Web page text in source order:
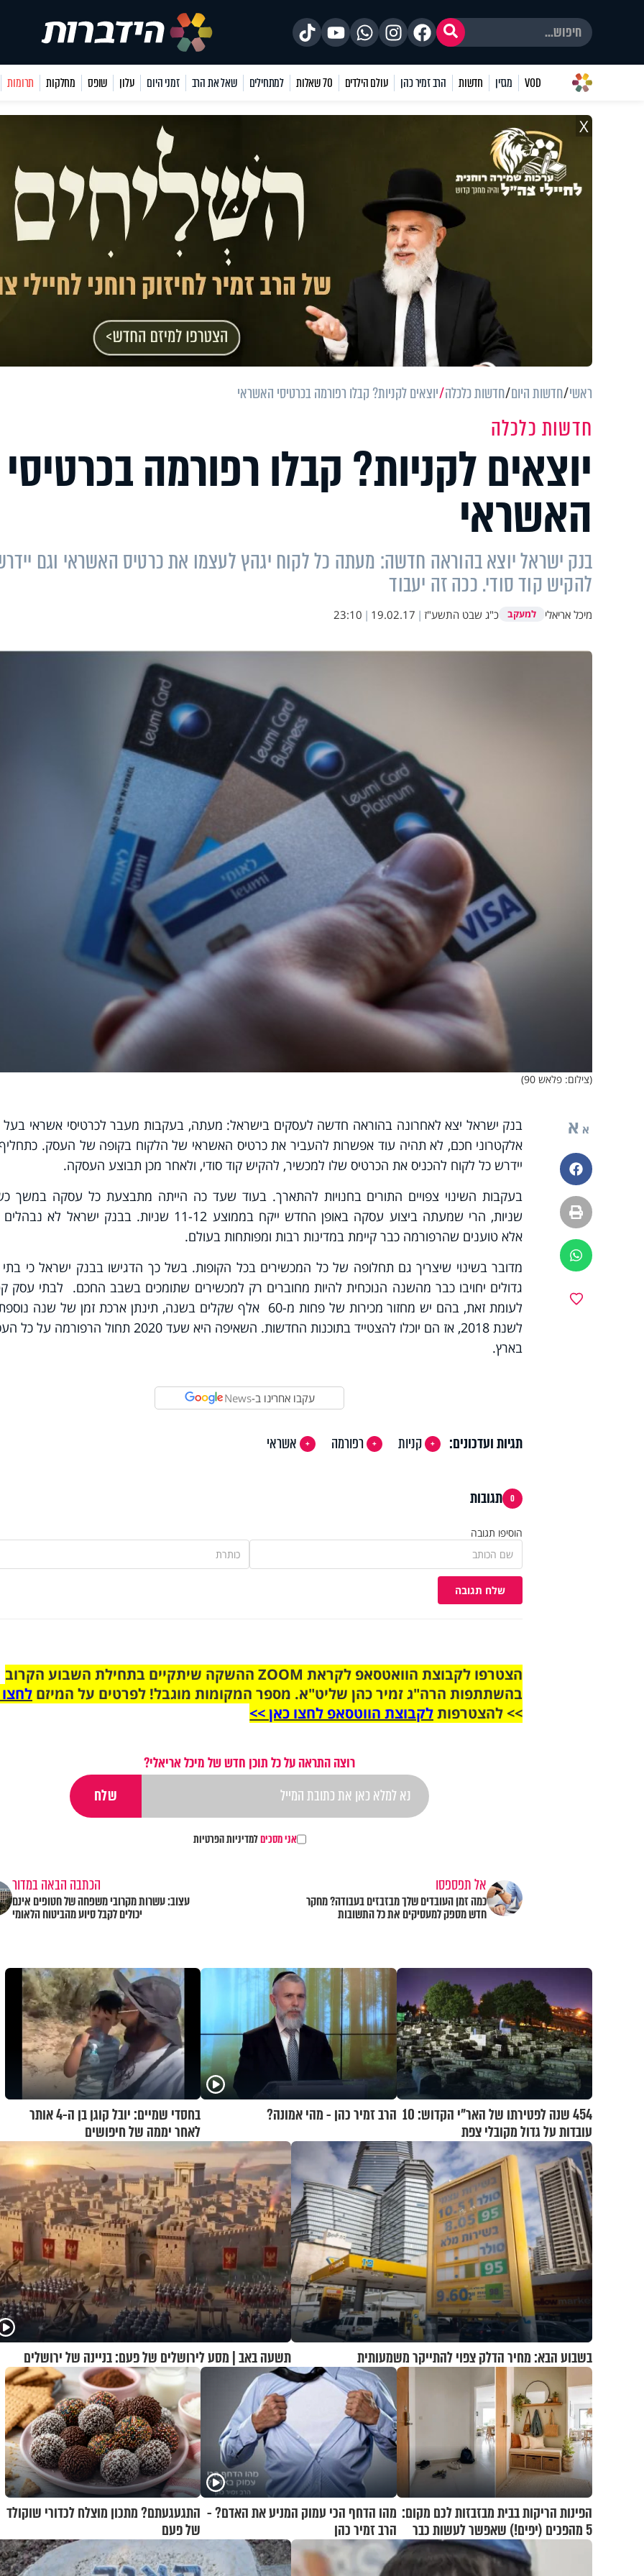
VOD מגזין חדשות הרב זמיר כהן עולם הילדים 70 שאלות למתחילים שאל את הרב זמני היום עלון שופס מחלקות תרומות
X
ראשי חדשות היום חדשות כלכלה יוצאים לקניות? קבלו רפורמה בכרטיסי האשראי
חדשות כלכלה
יוצאים לקניות? קבלו רפורמה בכרטיסי
האשראי
בנק ישראל יוצא בהוראה חדשה: מעתה כל לקוח יגהץ לעצמו את כרטיס האשראי וגם
להקיש קוד סודי. ככה זה יעבוד
מיכל אריאלי למעקב כ"ג שבט התשע"ז |
19.02.17
|
23:10
(צילום: פלאש 90)
א א
פייסבוק
הדפסה
ווטסאפ
בנק ישראל יצא לאחרונה בהוראה חדשה לעסקים בישראל: מעתה, בעקבות מעבר לכרטיסי אשראי
אלקטרוני חכם, לא תהיה עוד אפשרות להעביר את כרטיס האשראי של הלקוח בקופה של העסק.
יידרש כל לקוח להכניס את הכרטיס שלו למכשיר, להקיש קוד סודי, ולאחר מכן תבוצע העסקה.
בעקבות השינוי צפויים התורים בחנויות להתארך. בעוד שעד כה הייתה מתבצעת כל עסקה במשך
שניות, הרי שמעתה ביצוע עסקה באופן החדש ייקח בממוצע 11-12 שניות. בבנק ישראל
אלא טוענים שהרפורמה כבר קיימת במדינות רבות ומפותחות בעולם.
מדובר בשינוי שיצריך גם תחלופה של כל המכשירים בכל הקופות. בשל כך הדגישו בבנק ישראל כי
גדולים יחויבו כבר מהשנה הנוכחית להיות מחוברים רק למכשירים שתומכים בשבב החכם. לבתי עסק
לעומת זאת, בהם יש מחזור מכירות של פחות מ-60 אלף שקלים בשנה, תינתן ארכת זמן של שנה
לשנת 2018, אז הם יוכלו להצטייד בתוכנות החדשות. השאיפה היא שעד 2020 תחול
בארץ.
עקבו אחרינו ב-News
תגיות ועדכונים: קניות רפורמה אשראי
0 תגובות
הוסיפו תגובה
שלח תגובה
הצטרפו לקבוצת הוואטסאפ לקראת ZOOM ההשקה שיתקיים בתחילת השבוע הקרוב
בהשתתפות הרה"ג זמיר כהן שליט"א. מספר המקומות מוגבל! לפרטים על המיזם
>> להצטרפותלקבוצת הווטסאפ לחצו כאן >>
רוצה התראה על כל תוכן חדש של מיכל אריאלי?
אני מסכיםלמדיניות הפרטיות
אל תפספסו
כמה זמן העובדים שלך מבזבזים בעבודה? מחקר
חדש מספק למעסיקים את כל התשובות
הכתבה הבאה במדור
עצוב: עשרות מקרובי משפחה של חטופים אינם
יכולים לקבל סיוע מהביטוח הלאומי
454 שנה לפטירתו של האר"י הקדוש: 10
עובדות על גדול מקובלי צפת
הרב זמיר כהן - מהי אמונה?
בחסדי שמיים: יובל קוגן בן ה-4 אותר
לאחר יממה של חיפושים
בשבוע הבא: מחיר הדלק צפוי להתייקר משמעותית תשעה באב | מסע לירושלים של פעם: בניינה של ירושלים
הפינות הריקות בבית מבזבזות לכם מקום:
5 מהפכים (יפים!) שאפשר לעשות כבר
היום
מהו הדחף הכי עמוק המניע את האדם? -
הרב זמיר כהן
התגעגעתם? מתכון מוצלח לכדורי שוקולד
של פעם